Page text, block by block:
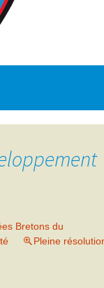
Bretons du
Pleine